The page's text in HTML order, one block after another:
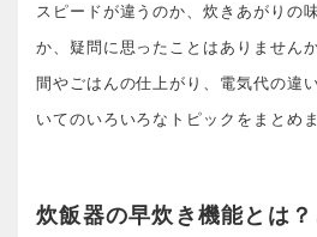
スピードが違うのか、炊きあがりの
か、疑問に思ったことはありません
間やごはんの仕上がり、電気代の違
いてのいろいろなトピックをまとめま
炊飯器の早炊き機能とは